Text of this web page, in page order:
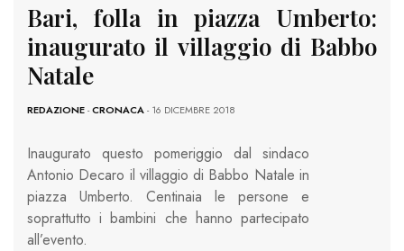
Bari, folla in piazza Umberto:
inaugurato il villaggio di Babbo
Natale
REDAZIONE-CRONACA- 16 DICEMBRE 2018
Inaugurato questo pomeriggio dal sindaco
Antonio Decaro il villaggio di Babbo Natale in
piazza Umberto. Centinaia le persone e
soprattutto i bambini che hanno partecipato
all’evento.